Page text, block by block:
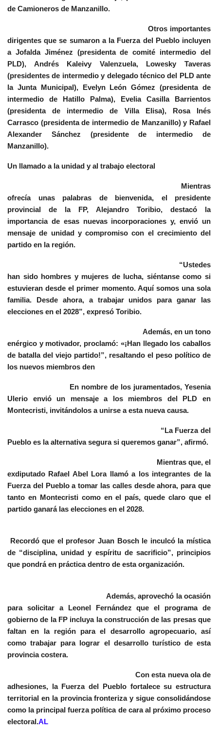
de Camioneros de Manzanillo.
Otros importantes
dirigentes que se sumaron a la Fuerza del Pueblo incluyen
a Jofalda Jiménez (presidenta de comité intermedio del
PLD), Andrés Kaleivy Valenzuela, Lowesky Taveras
(presidentes de intermedio y delegado técnico del PLD ante
la Junta Municipal), Evelyn León Gómez (presidenta de
intermedio de Hatillo Palma), Evelia Casilla Barrientos
(presidenta de intermedio de Villa Elisa), Rosa Inés
Carrasco (presidenta de intermedio de Manzanillo) y Rafael
Alexander Sánchez (presidente de intermedio de
Manzanillo).
Un llamado a la unidad y al trabajo electoral
Mientras
ofrecía unas palabras de bienvenida, el presidente
provincial de la FP, Alejandro Toribio, destacó la
importancia de esas nuevas incorporaciones y, envió un
mensaje de unidad y compromiso con el crecimiento del
partido en la región.
“Ustedes
han sido hombres y mujeres de lucha, siéntanse como si
estuvieran desde el primer momento. Aquí somos una sola
familia. Desde ahora, a trabajar unidos para ganar las
elecciones en el 2028”, expresó Toribio.
Además, en un tono
enérgico y motivador, proclamó: «¡Han llegado los caballos
de batalla del viejo partido!”, resaltando el peso político de
los nuevos miembros den
En nombre de los juramentados, Yesenia
Ulerio envió un mensaje a los miembros del PLD en
Montecristi, invitándolos a unirse a esta nueva causa.
“La Fuerza del
Pueblo es la alternativa segura si queremos ganar”, afirmó.
Mientras que, el
exdiputado Rafael Abel Lora llamó a los integrantes de la
Fuerza del Pueblo a tomar las calles desde ahora, para que
tanto en Montecristi como en el país, quede claro que el
partido ganará las elecciones en el 2028.
Recordó que el profesor Juan Bosch le inculcó la mística
de “disciplina, unidad y espíritu de sacrificio”, principios
que pondrá en práctica dentro de esta organización.
Además, aprovechó la ocasión
para solicitar a Leonel Fernández que el programa de
gobierno de la FP incluya la construcción de las presas que
faltan en la región para el desarrollo agropecuario, así
como trabajar para lograr el desarrollo turístico de esta
provincia costera.
Con esta nueva ola de
adhesiones, la Fuerza del Pueblo fortalece su estructura
territorial en la provincia fronteriza y sigue consolidándose
como la principal fuerza política de cara al próximo proceso
electoral.AL